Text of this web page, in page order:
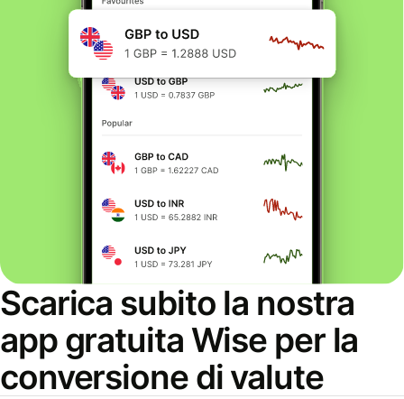
Scarica subito la nostra
app gratuita Wise per la
conversione di valute